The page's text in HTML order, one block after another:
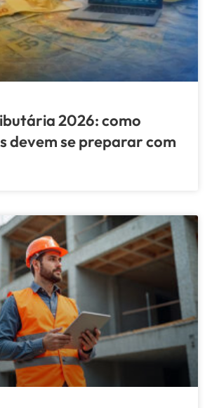
2026: como
devem se preparar com